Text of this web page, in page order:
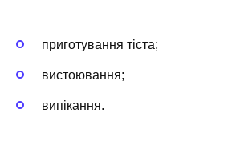
приготування тіста;
вистоювання;
випікання.